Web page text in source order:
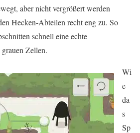
aber nicht vergrößert werden
Hecken-Abteilen recht eng zu. So
schnell eine echte
Zellen.
Wi
e
da
s
Sp